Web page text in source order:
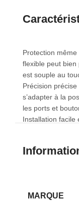
Protection
flexible peut
est souple au
Précision
s’adapter à la
les ports et
Installation facile
MARQUE